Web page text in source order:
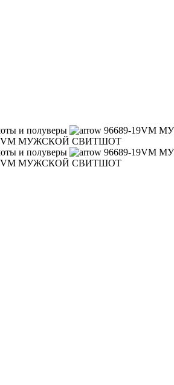
и полуверы
96689-19VM
МУЖСКОЙ СВИТШОТ
и полуверы
96689-19VM
МУЖСКОЙ СВИТШОТ